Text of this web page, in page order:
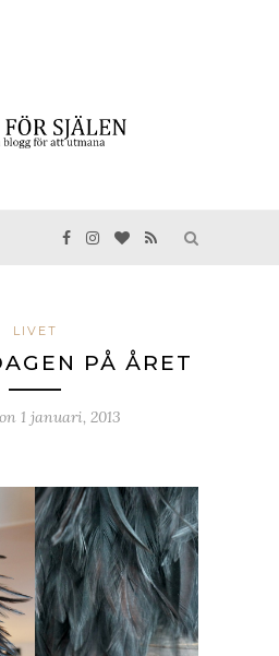
LIVET
PÅ ÅRET
1 januari, 2013